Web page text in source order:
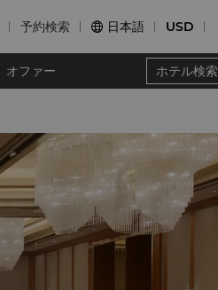
予約検索  日本語 USD
オファー ホテル検索